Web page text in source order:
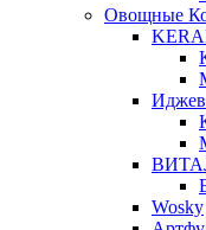
Овощные
Wosky